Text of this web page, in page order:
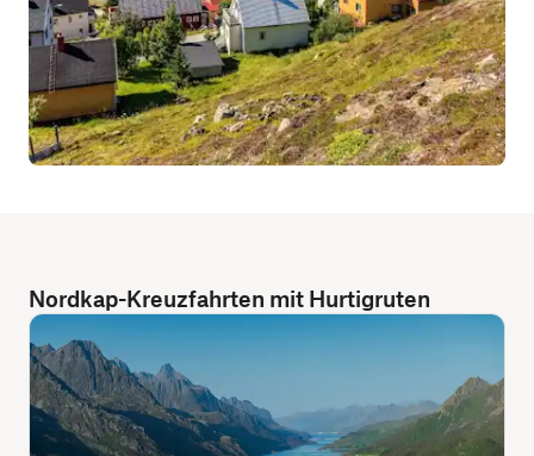
Nordkap-Kreuzfahrten mit Hurtigruten